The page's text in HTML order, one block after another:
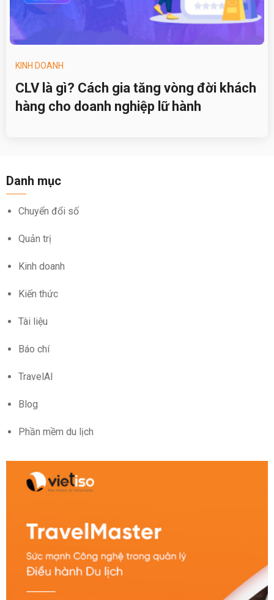
KINH DOANH
CLV là gì? Cách gia tăng vòng đời khách
hàng cho doanh nghiệp lữ hành
Danh mục
Chuyển đổi số
Quản trị
Kinh doanh
Kiến thức
Tài liệu
Báo chí
TravelAI
Blog
Phần mềm du lịch